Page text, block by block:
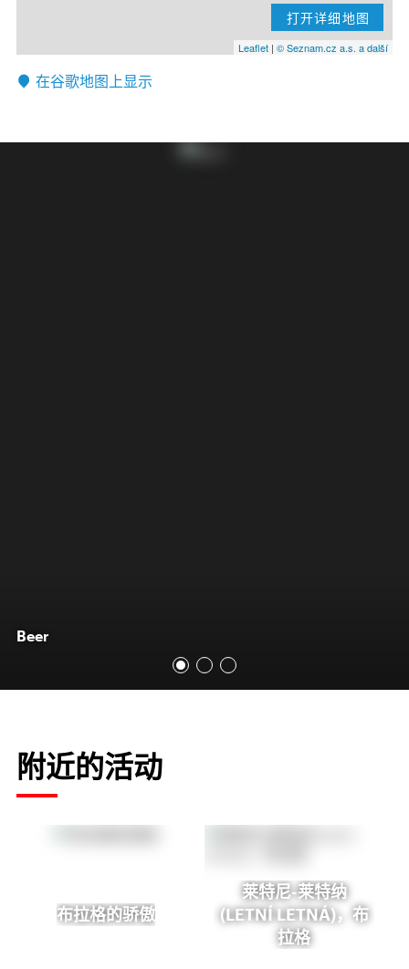
打开详细地图
Leaflet | © Seznam.cz a.s. a další
在谷歌地图上显示
Beer
附近的活动
布拉格的骄傲
莱特尼-莱特纳
(LETNÍ LETNÁ)，布
拉格